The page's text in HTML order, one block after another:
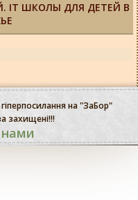
IT ШКОЛЫ ДЛЯ ДЕТЕЙ В
на "ЗаБор"
захищені!!!
нами